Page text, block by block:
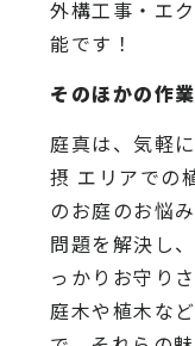
外構工事・エ
能です！
そのほかの作
庭真は、気軽
摂 エリアでの
のお庭のお悩
問題を解決し
っかりお守り
庭木や植木な